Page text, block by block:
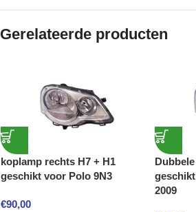
Gerelateerde producten
koplamp rechts H7 + H1
geschikt voor Polo 9N3
€90,00
2009